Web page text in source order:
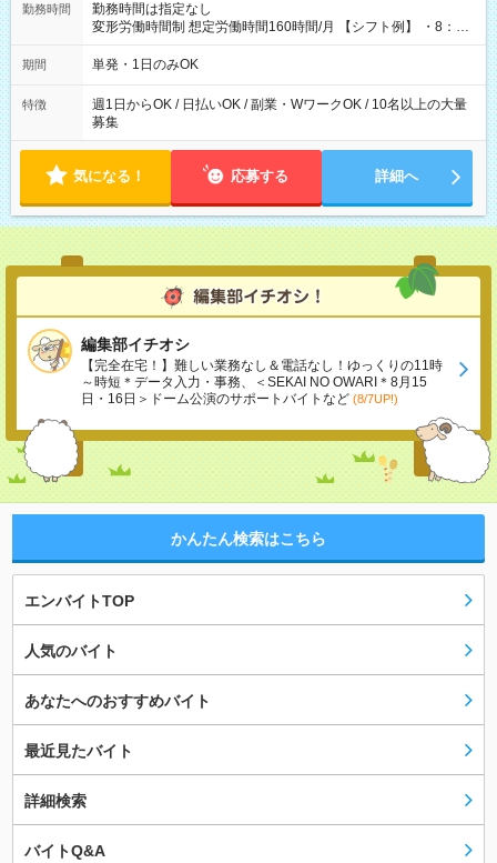
勤務時間
勤務時間は指定なし
変形労働時間制 想定労働時間160時間/月 【シフト例】 ・8：00
～21：00
期間 単発・1日のみOK
特徴
週1日からOK / 日払いOK / 副業・WワークOK / 10名以上の大量
募集
気になる！ 応募する 詳細へ
編集部イチオシ
【完全在宅！】難しい業務なし＆電話なし！ゆっくりの11時
～時短＊データ入力・事務、＜SEKAI NO OWARI＊8月15
日・16日＞ドーム公演のサポートバイトなど (8/7UP!)
かんたん検索はこちら
エンバイトTOP
人気のバイト
あなたへのおすすめバイト
最近見たバイト
詳細検索
バイトQ&A